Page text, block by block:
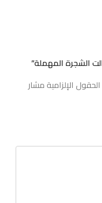
الحقول الإلزامية مشار